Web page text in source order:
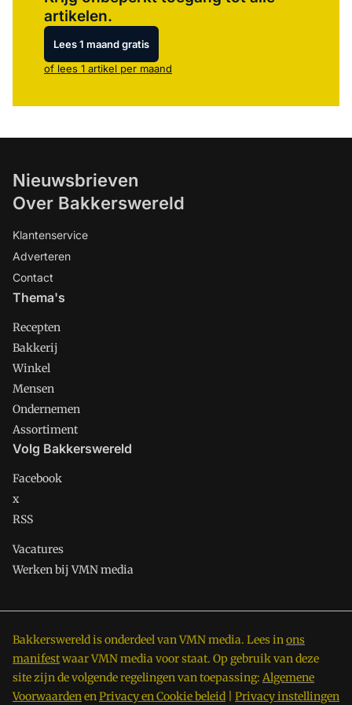
artikelen.
Lees 1 maand gratis
of lees 1 artikel per maand
Nieuwsbrieven
Over Bakkerswereld
Klantenservice
Adverteren
Contact
Thema's
Recepten
Bakkerij
Winkel
Mensen
Ondernemen
Assortiment
Volg Bakkerswereld
Facebook
x
RSS
Vacatures
Werken bij VMN media
Bakkerswereld is onderdeel van VMN media. Lees inons
manifestwaar VMN media voor staat. Op gebruik van deze
site zijn de volgende regelingen van toepassing: Algemene
VoorwaardenenPrivacy en Cookie beleid Privacy instellingen